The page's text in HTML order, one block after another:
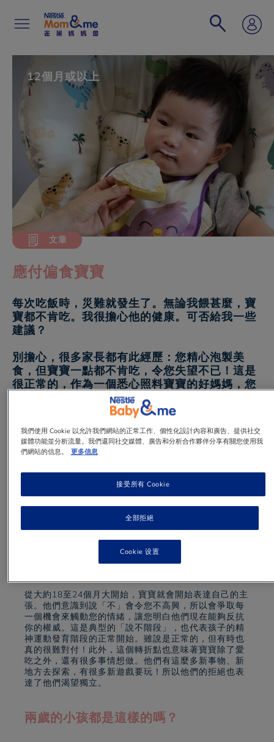
Search
12個月或以上
文章
應付偏食寶寶
每次吃飯時，災難就發生了。無論我餵甚麼，寶
寶都不肯吃。我很擔心他的健康。可否給我一些
建議？
別擔心，很多家長都有此經歷：您精心泡製美
食，但寶寶一點都不肯吃，令您失望不已！這是
很正常的，作為一個悉心照料寶寶的好媽媽，您
最討厭就是聽到「不」、「咦！」和「我不
要！」。同時，您又覺得很歉疚（我煮的東西不
好吃、我不夠稱職等）。要盡量克制地捱過這個
階段，最大的秘訣就是分清愛和教育、食物和感
情的分別。說易做難！我們的指南會幫到您，您
從大約18至24個月大開始，寶寶就會開始表達自己的主
張。他們意識到說「不」會令您不高興，所以會爭取每
一個機會來觸動您的情緒，讓您明白他們現在能夠反抗
你的權威。這是典型的「說不階段」，也代表孩子的精
神運動發育階段的正常開始。雖說是正常的，但有時也
真的很難對付！此外，這個轉折點也意味著寶寶除了愛
吃之外，還有很多事情想做。他們有這麼多新事物、新
地方去探索，有很多新遊戲要玩！所以他們的拒絕也表
達了他們渴望獨立。
兩歲的小孩都是這樣的嗎？
我們使用 Cookie 以允許我們網站的正常工作、個性化設計內容和廣告、提供社交
媒體功能並分析流量。我們還同社交媒體、廣告和分析合作夥伴分享有關您使用我
們網站的信息。
更多信息
全部拒絕
接受所有 Cookie
Cookie 设置